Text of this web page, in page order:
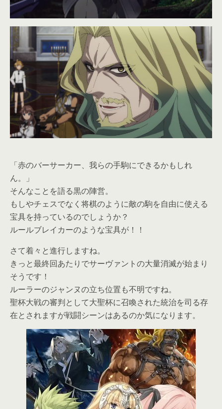
「赤のバーサーカー、我らの手駒にできるかもしれ
ん。」
そんなことを語る黒の陣営。
もしやチェスでなく将棋のように敵の駒を自由に使える
宝具を持っているのでしょうか？
ルールブレイカーのような宝具が！！
さて着々と進行しますね。
きっと最終回あたりでサーヴァントの大量消滅が始まり
そうです！
ルーラーのジャンヌの立ち位置も不明ですね。
聖杯大戦の審判として大聖杯に召喚された統治を司る存
在とされますが戦闘シーンはあるのか気になります。